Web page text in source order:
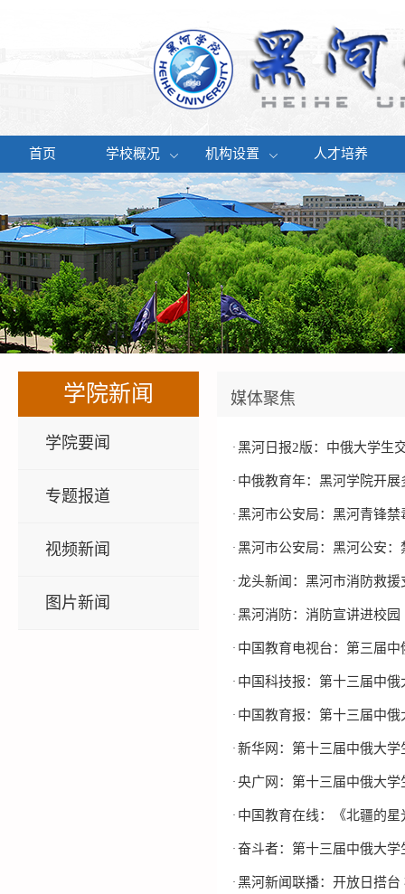
首页 学校概况 机构设置 人才培养
学院新闻
学院要闻
专题报道
视频新闻
图片新闻
媒体聚焦
· 黑河日报2版：中俄大学生
· 中俄教育年：黑河学院开
· 黑河市公安局：黑河青锋
· 黑河市公安局：黑河公安
· 龙头新闻：黑河市消防救
· 黑河消防：消防宣讲进校
· 中国教育电视台：第三届
· 中国科技报：第十三届中
· 中国教育报：第十三届中
· 新华网：第十三届中俄大
· 央广网：第十三届中俄大
· 中国教育在线：《北疆的
· 奋斗者：第十三届中俄大
· 黑河新闻联播：开放日搭台